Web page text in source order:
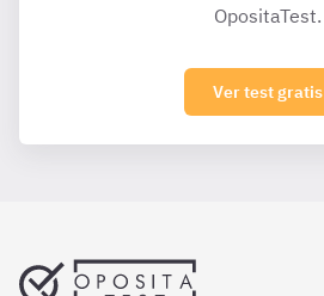
OpositaTest.
Ver test gratis